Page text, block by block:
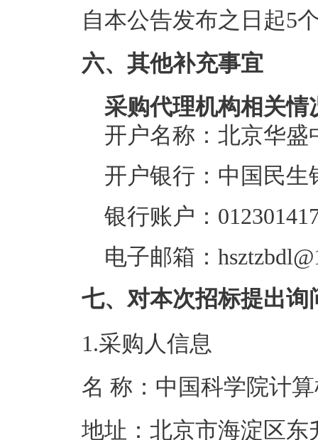
自本公告发布之日起5
六、其他补充事宜
采购代理机构相关情
开户名称：北京华
开户银行：中国民
银行账户：
电子邮箱：
七、对本次招标提出
1.采购人信息
名 称：中国科学
地址：北京市